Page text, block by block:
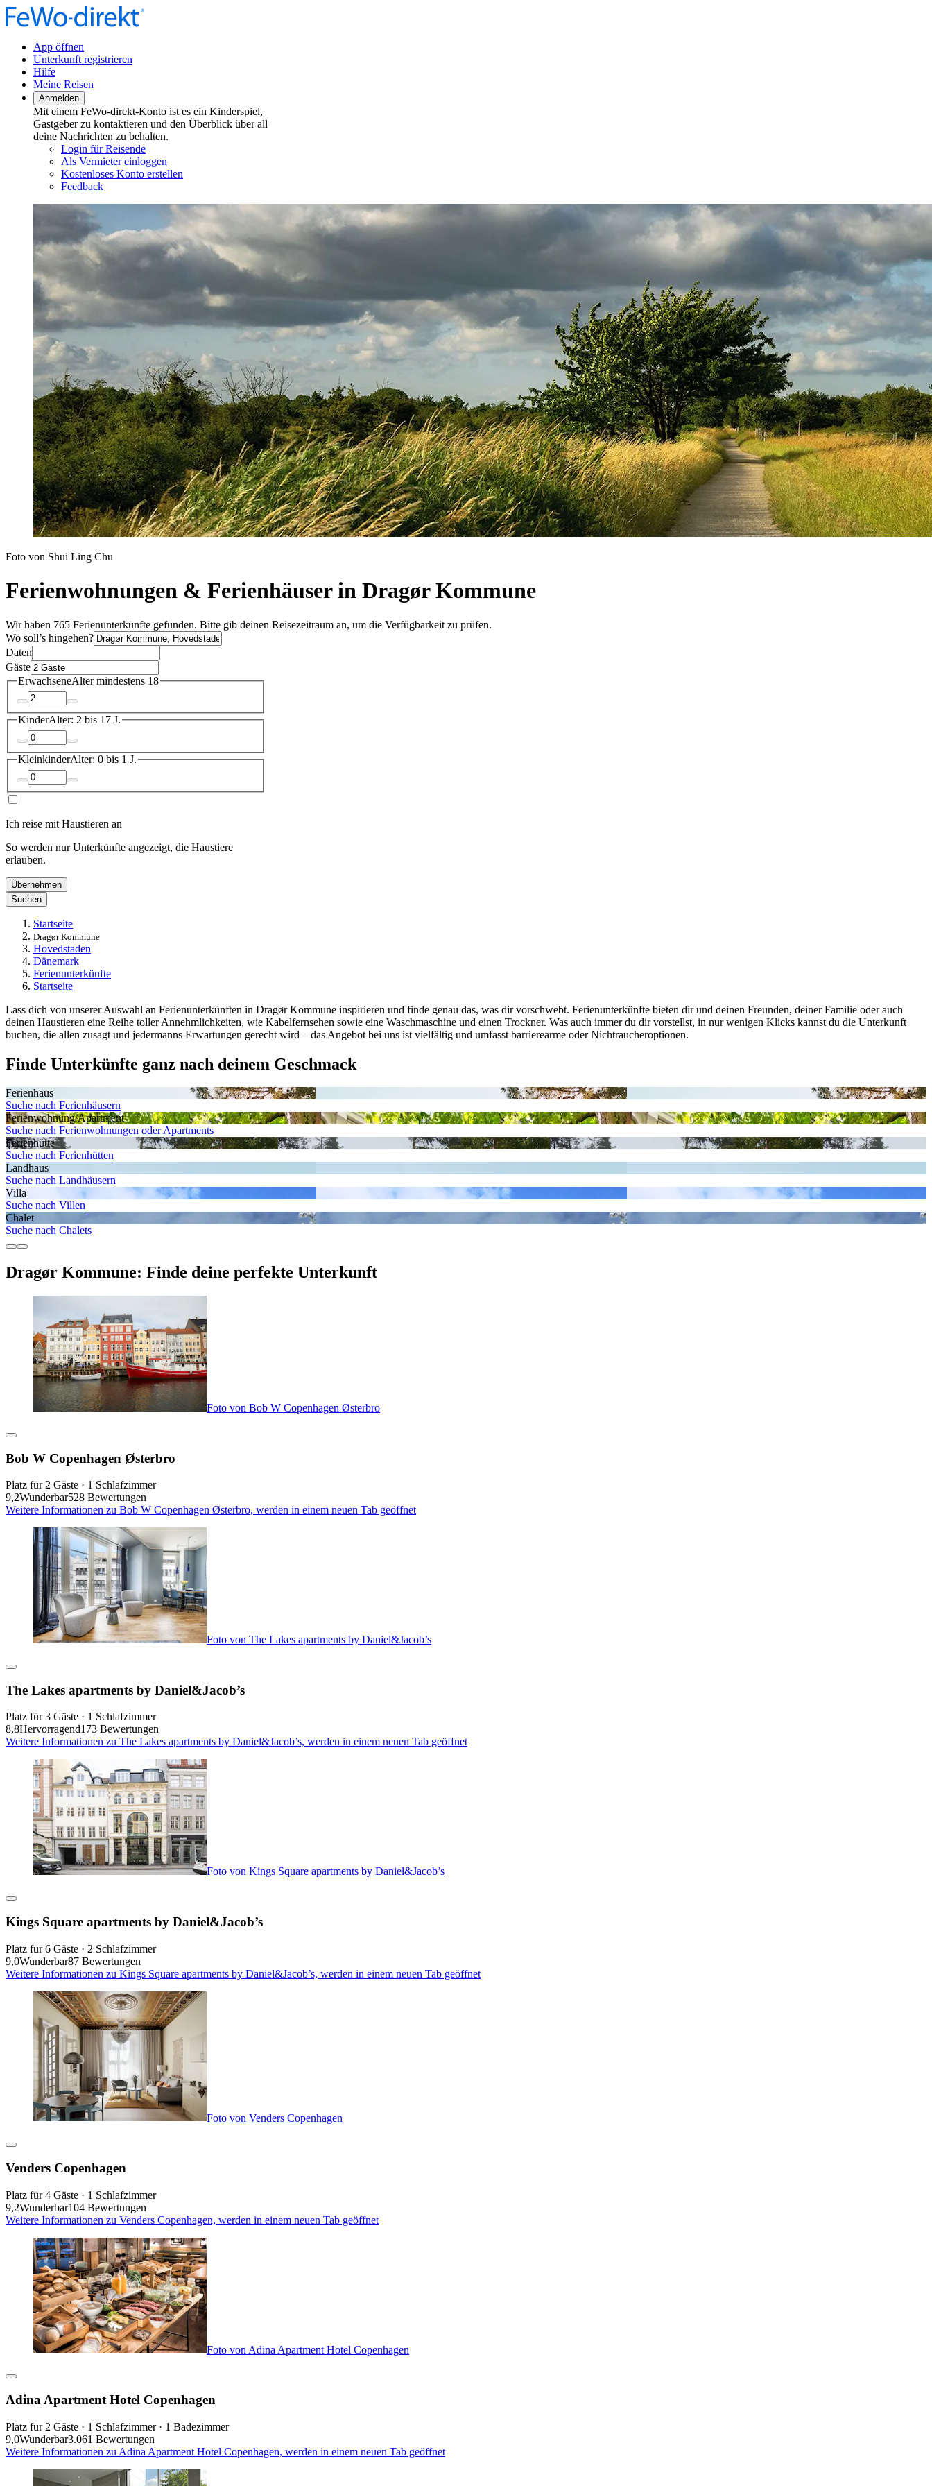
App öffnen
Unterkunft registrieren
Hilfe
Meine Reisen
Anmelden
Mit einem FeWo-direkt-Konto ist es ein Kinderspiel,
Gastgeber zu kontaktieren und den Überblick über all
deine Nachrichten zu behalten.
Login für Reisende
Als Vermieter einloggen
Kostenloses Konto erstellen
Feedback
Foto von Shui Ling Chu
Ferienwohnungen & Ferienhäuser in Dragør Kommune
Wir haben 765 Ferienunterkünfte gefunden. Bitte gib deinen Reisezeitraum an, um die Verfügbarkeit zu prüfen.
Wo soll’s hingehen?
Daten
Gäste
ErwachseneAlter mindestens 18
KinderAlter: 2 bis 17 J.
KleinkinderAlter: 0 bis 1 J.
Ich reise mit Haustieren an
So werden nur Unterkünfte angezeigt, die Haustiere
erlauben.
Übernehmen
Suchen
Startseite
Dragør Kommune
Hovedstaden
Dänemark
Ferienunterkünfte
Startseite
Lass dich von unserer Auswahl an Ferienunterkünften in Dragør Kommune inspirieren und finde genau das, was dir vorschwebt. Ferienunterkünfte bieten dir und deinen Freunden, deiner Familie oder auch
deinen Haustieren eine Reihe toller Annehmlichkeiten, wie Kabelfernsehen sowie eine Waschmaschine und einen Trockner. Was auch immer du dir vorstellst, in nur wenigen Klicks kannst du die Unterkunft
buchen, die allen zusagt und jedermanns Erwartungen gerecht wird – das Angebot bei uns ist vielfältig und umfasst barrierearme oder Nichtraucheroptionen.
Finde Unterkünfte ganz nach deinem Geschmack
Ferienhaus
Suche nach Ferienhäusern
Ferienwohnung/Apartment
Suche nach Ferienwohnungen oder Apartments
Ferienhütte
Suche nach Ferienhütten
Landhaus
Suche nach Landhäusern
Villa
Suche nach Villen
Chalet
Suche nach Chalets
Dragør Kommune: Finde deine perfekte Unterkunft
Foto von Bob W Copenhagen Østerbro
Bob W Copenhagen Østerbro
Platz für 2 Gäste · 1 Schlafzimmer
9,2Wunderbar528 Bewertungen
Weitere Informationen zu Bob W Copenhagen Østerbro, werden in einem neuen Tab geöffnet
Foto von The Lakes apartments by Daniel&Jacob’s
The Lakes apartments by Daniel&Jacob’s
Platz für 3 Gäste · 1 Schlafzimmer
8,8Hervorragend173 Bewertungen
Weitere Informationen zu The Lakes apartments by Daniel&Jacob’s, werden in einem neuen Tab geöffnet
Foto von Kings Square apartments by Daniel&Jacob’s
Kings Square apartments by Daniel&Jacob’s
Platz für 6 Gäste · 2 Schlafzimmer
9,0Wunderbar87 Bewertungen
Weitere Informationen zu Kings Square apartments by Daniel&Jacob’s, werden in einem neuen Tab geöffnet
Foto von Venders Copenhagen
Venders Copenhagen
Platz für 4 Gäste · 1 Schlafzimmer
9,2Wunderbar104 Bewertungen
Weitere Informationen zu Venders Copenhagen, werden in einem neuen Tab geöffnet
Foto von Adina Apartment Hotel Copenhagen
Adina Apartment Hotel Copenhagen
Platz für 2 Gäste · 1 Schlafzimmer · 1 Badezimmer
9,0Wunderbar3.061 Bewertungen
Weitere Informationen zu Adina Apartment Hotel Copenhagen, werden in einem neuen Tab geöffnet